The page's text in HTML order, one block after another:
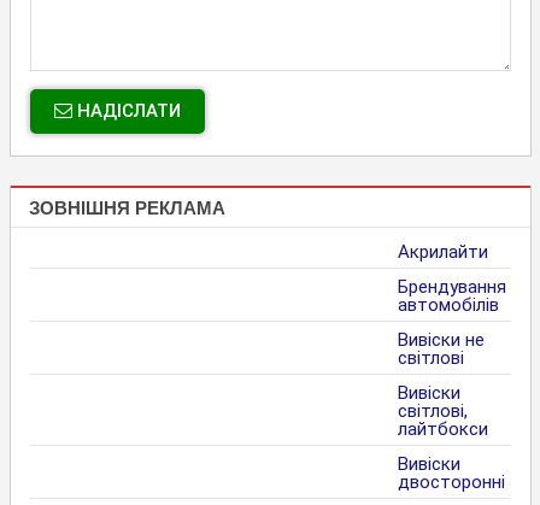
НАДІСЛАТИ
ЗОВНІШНЯ РЕКЛАМА
Акрилайти
Брендування
автомобілів
Вивіски не
світлові
Вивіски
світлові,
лайтбокси
Вивіски
двосторонні